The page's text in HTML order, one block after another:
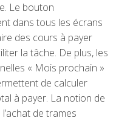
Le bouton
dans tous les écrans
des cours à payer
la tâche. De plus, les
« Mois prochain »
de calculer
à payer. La notion de
de trames